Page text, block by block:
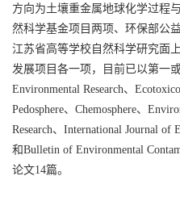
方向为土壤重金属地球化学过程
然科学基金项目两项、 环保部公
江苏省高等学校自然科学研究面
发展项目 各一项，目前已以第一
Environmental Research、
Pedosphere、 Chemosphere、
Research、International Journal of
和Bulletin of Environmental
论文14篇。